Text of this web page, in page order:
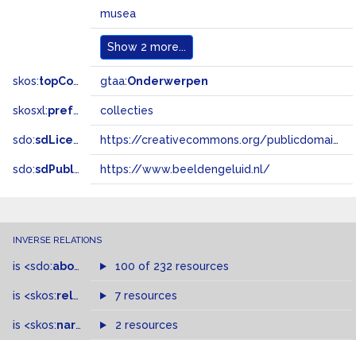
musea
Show 2 more...
skos:topConceptOf gtaa:Onderwerpen
skosxl:prefLabel collecties
sdo:sdLicense https://creativecommons.org/publicdomain/zero/1.0/
sdo:sdPublisher https://www.beeldengeluid.nl/
INVERSE RELATIONS
is <sdo:about of 100 of 232 resources
is <skos:related > of
7 resources
is <skos:narrowMatch >of
2 resources